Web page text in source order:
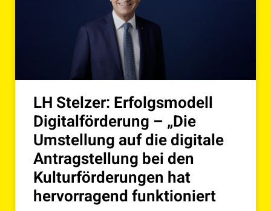
LH Stelzer: Erfolgsmodell
Digitalförderung – „Die
Umstellung auf die digitale
Antragstellung bei den
Kulturförderungen hat
hervorragend funktioniert